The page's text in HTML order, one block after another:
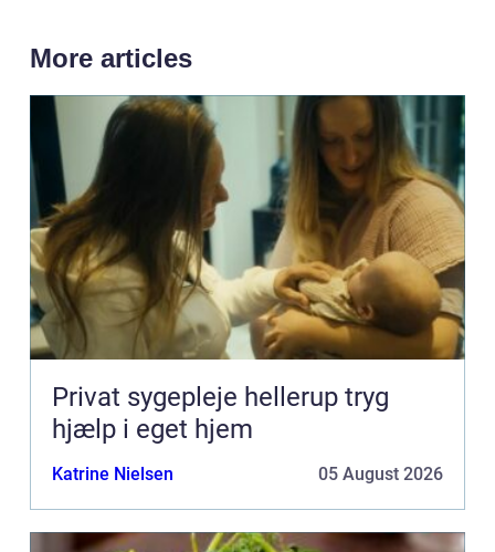
More articles
Privat sygepleje hellerup tryg
hjælp i eget hjem
Katrine Nielsen 05 August 2026